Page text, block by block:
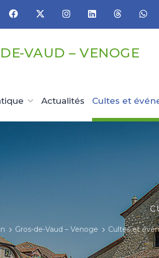
VAUD – VENOGE
Actualités Cultes et
Gros-de-Vaud – Venoge Cultes et